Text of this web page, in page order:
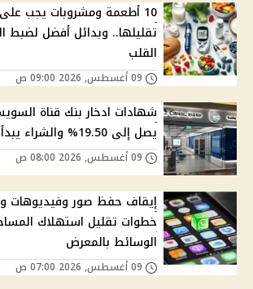
10 أطعمة ومشروبات يجب
تقليلها.. وبدائل أفضل لضبط
القلب
يصل إلى 19.50% والشراء يبدأ من 1000 جنيه
إيقاف حفظ صور وفيديوهات
خطوات تقليل استهلاك
الوسائط بالمعرض